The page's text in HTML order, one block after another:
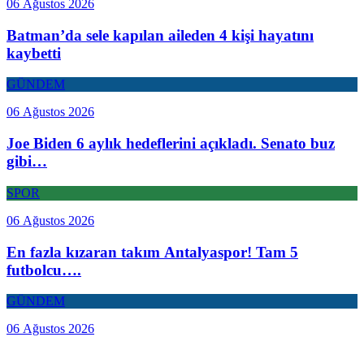
06 Ağustos 2026
Batman’da sele kapılan aileden 4 kişi hayatını
kaybetti
GÜNDEM
06 Ağustos 2026
Joe Biden 6 aylık hedeflerini açıkladı. Senato buz
gibi…
SPOR
06 Ağustos 2026
En fazla kızaran takım Antalyaspor! Tam 5
futbolcu….
GÜNDEM
06 Ağustos 2026